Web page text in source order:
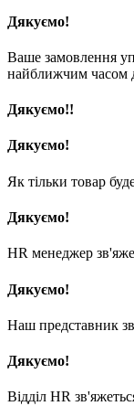
Дякуємо!
Ваше замовлення
найближчим часом
Дякуємо!!
Дякуємо!
Як тільки товар
Дякуємо!
HR менеджер
Дякуємо!
Наш представник
Дякуємо!
Відділ HR